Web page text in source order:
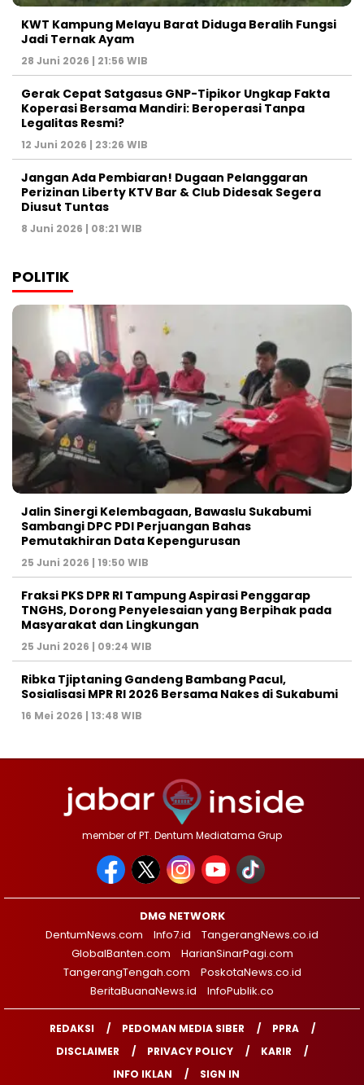
KWT Kampung Melayu Barat Diduga Beralih Fungsi
Jadi Ternak Ayam
28 Juni 2026 | 21:56 WIB
Gerak Cepat Satgasus GNP-Tipikor Ungkap Fakta
Koperasi Bersama Mandiri: Beroperasi Tanpa
Legalitas Resmi?
12 Juni 2026 | 23:26 WIB
Jangan Ada Pembiaran! Dugaan Pelanggaran
Perizinan Liberty KTV Bar & Club Didesak Segera
Diusut Tuntas
8 Juni 2026 | 08:21 WIB
POLITIK
Jalin Sinergi Kelembagaan, Bawaslu Sukabumi
Sambangi DPC PDI Perjuangan Bahas
Pemutakhiran Data Kepengurusan
25 Juni 2026 | 19:50 WIB
‎Fraksi PKS DPR RI Tampung Aspirasi Penggarap
TNGHS, Dorong Penyelesaian yang Berpihak pada
Masyarakat dan Lingkungan‎
25 Juni 2026 | 09:24 WIB
Ribka Tjiptaning Gandeng Bambang Pacul,
Sosialisasi MPR RI 2026 Bersama Nakes di Sukabumi
16 Mei 2026 | 13:48 WIB
member of PT. Dentum Mediatama Grup
DMG NETWORK
DentumNews.com
Info7.id
TangerangNews.co.id
GlobalBanten.com
HarianSinarPagi.com
TangerangTengah.com
PoskotaNews.co.id
BeritaBuanaNews.id
InfoPublik.co
REDAKSI PEDOMAN MEDIA SIBER
PPRA
DISCLAIMER
PRIVACY POLICY
KARIR
INFO IKLAN
SIGN IN